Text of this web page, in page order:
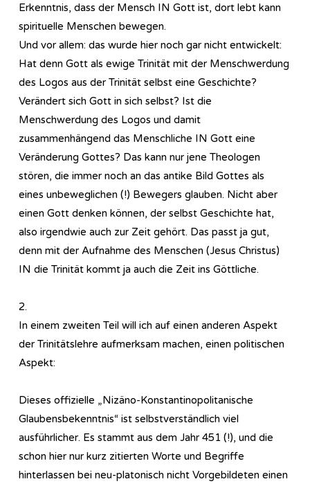
Erkenntnis, dass der Mensch IN Gott ist, dort lebt kann
spirituelle Menschen bewegen.
Und vor allem: das wurde hier noch gar nicht entwickelt:
Hat denn Gott als ewige Trinität mit der Menschwerdung
des Logos aus der Trinität selbst eine Geschichte?
Verändert sich Gott in sich selbst? Ist die
Menschwerdung des Logos und damit
zusammenhängend das Menschliche IN Gott eine
Veränderung Gottes? Das kann nur jene Theologen
stören, die immer noch an das antike Bild Gottes als
eines unbeweglichen (!) Bewegers glauben. Nicht aber
einen Gott denken können, der selbst Geschichte hat,
also irgendwie auch zur Zeit gehört. Das passt ja gut,
denn mit der Aufnahme des Menschen (Jesus Christus)
IN die Trinität kommt ja auch die Zeit ins Göttliche.
2.
In einem zweiten Teil will ich auf einen anderen Aspekt
der Trinitätslehre aufmerksam machen, einen politischen
Aspekt:
Dieses offizielle „Nizäno-Konstantinopolitanische
Glaubensbekenntnis“ ist selbstverständlich viel
ausführlicher. Es stammt aus dem Jahr 451 (!), und die
schon hier nur kurz zitierten Worte und Begriffe
hinterlassen bei neu-platonisch nicht Vorgebildeten einen